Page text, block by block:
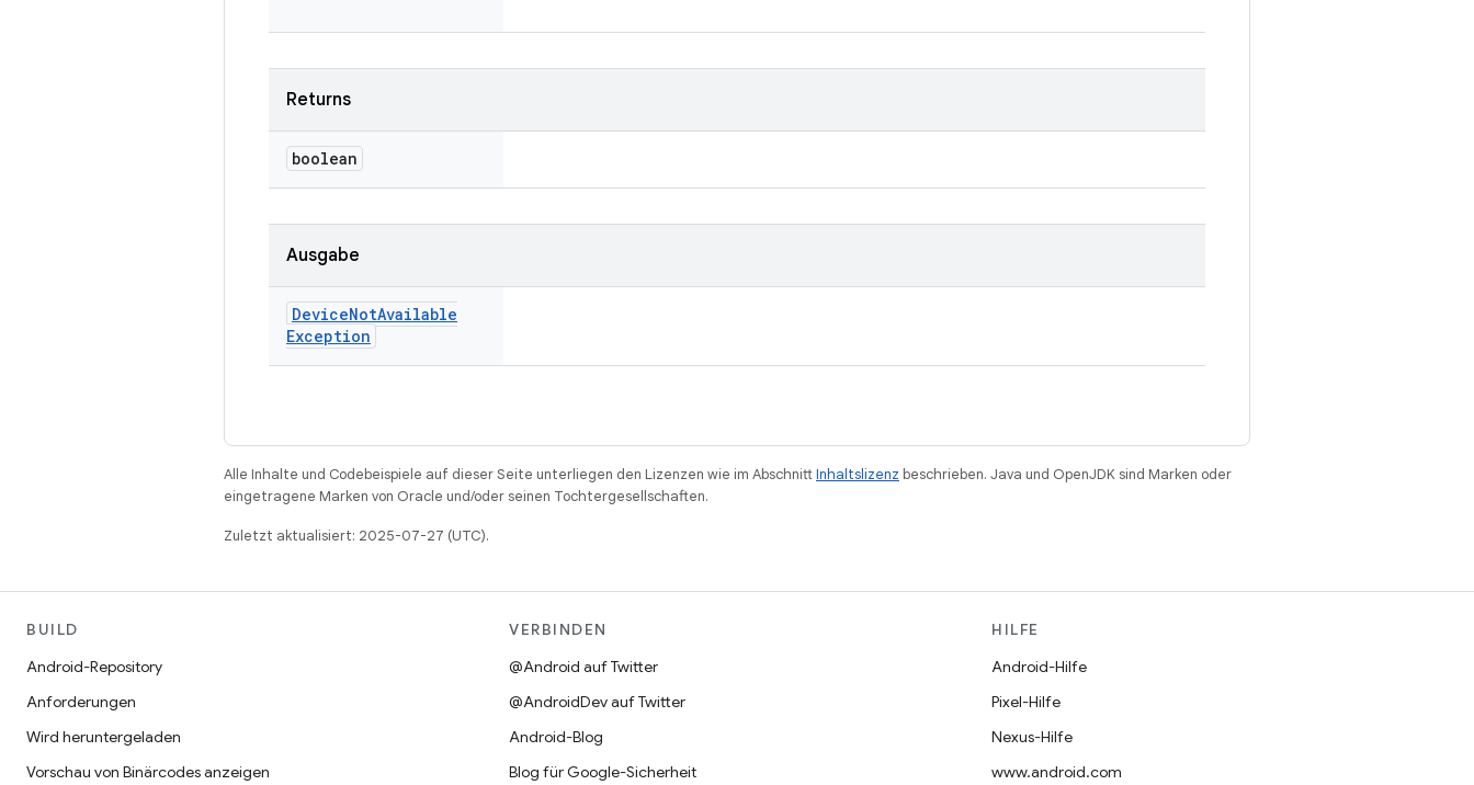
Returns
boolean
Ausgabe
DeviceNotAvailable
Exception
Alle Inhalte und Codebeispiele auf dieser Seite unterliegen den Lizenzen wie im AbschnittInhaltslizenz beschrieben. Java und OpenJDK sind Marken oder
eingetragene Marken von Oracle und/oder seinen Tochtergesellschaften.
Zuletzt aktualisiert: 2025-07-27 (UTC).
BUILD
Android-Repository
Anforderungen
Wird heruntergeladen
Vorschau von Binärcodes anzeigen
VERBINDEN
@Android auf Twitter
@AndroidDev auf Twitter
Android-Blog
Blog für Google-Sicherheit
HILFE
Android-Hilfe
Pixel-Hilfe
Nexus-Hilfe
www.android.com